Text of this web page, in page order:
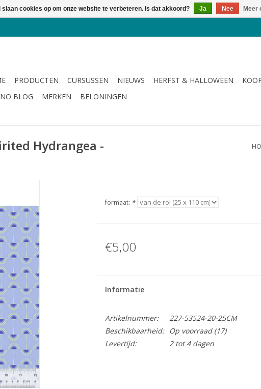
PRODUCTEN CURSUSSEN NIEUWS HERFST & HALLOWEEN
BLOG
MERKEN BELONINGEN
Hydrangea -
formaat: *
€5,00
Informatie
Artikelnummer:
227-53524-20-25CM
Beschikbaarheid:
Op voorraad(17)
Levertijd:
2 tot 4 dagen
slaan cookies op om onze website te verbeteren. Is dat akkoord? Ja Nee Meer